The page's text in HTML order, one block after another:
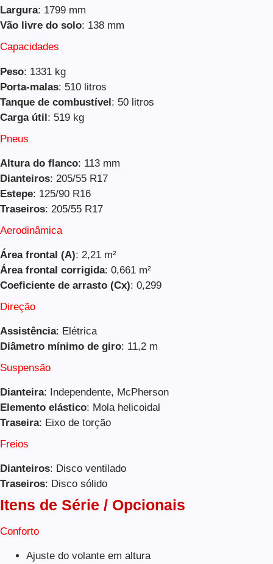
Largura: 1799 mm
Vão livre do solo: 138 mm
Capacidades
Peso: 1331 kg
Porta-malas: 510 litros
Tanque de combustível: 50 litros
Carga útil: 519 kg
Pneus
Altura do flanco: 113 mm
Dianteiros: 205/55 R17
Estepe: 125/90 R16
Traseiros: 205/55 R17
Aerodinâmica
Área frontal (A): 2,21 m²
Área frontal corrigida: 0,661 m²
Coeficiente de arrasto (Cx): 0,299
Direção
Assistência: Elétrica
Diâmetro mínimo de giro: 11,2 m
Suspensão
Dianteira: Independente, McPherson
Elemento elástico: Mola helicoidal
Traseira: Eixo de torção
Freios
Dianteiros: Disco ventilado
Traseiros: Disco sólido
Itens de Série / Opcionais
Conforto
Ajuste do volante em altura